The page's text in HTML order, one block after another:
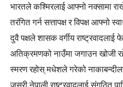
भारतले कश्मिरलाई आफ्नो नक्सामा
तरंगित गर्न सत्तापक्ष र विपक्ष आफ्नो
दुवै पक्षले शासक वर्गीय राष्ट्रवादलाई
अतिक्रमणको नाउँमा जगाउन खोजी
स्मरण रहोस् मधेशले गरेको